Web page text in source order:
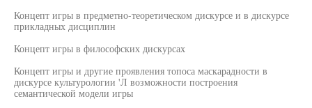
Концепт игры в предметно-теоретическом дискурсе и в дискурсе
прикладных дисциплин
Концепт игры в философских дискурсах
Концепт игры и другие проявления топоса маскарадности в
дискурсе культурологии 'Л возможности построения
семантической модели игры